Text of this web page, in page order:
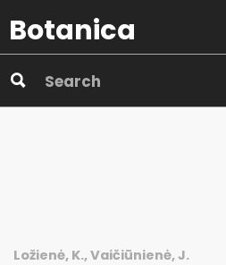
Botanica
Ložienė, K., Vaičiūnienė, J.